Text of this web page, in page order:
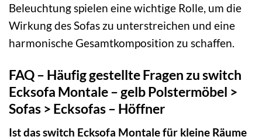
Beleuchtung spielen eine wichtige Rolle, um die
Wirkung des Sofas zu unterstreichen und eine
harmonische Gesamtkomposition zu schaffen.
FAQ – Häufig gestellte Fragen zu switch
Ecksofa Montale – gelb Polstermöbel >
Sofas > Ecksofas – Höffner
Ist das switch Ecksofa Montale für kleine Räume